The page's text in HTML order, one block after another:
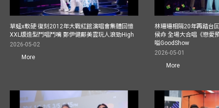
草蜢x軟硬 復刻2012年大戰紅館演唱會集體回憶
XXL版造型鬥唱鬥嘴 鄭伊健鄺美雲玩人浪勁High
2026-05-02
More
林珊珊相隔20年再踏台
候命 全場大合唱《戀愛
嗌GoodShow
2026-05-01
More